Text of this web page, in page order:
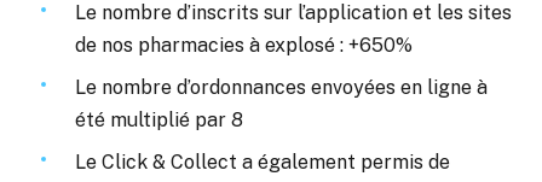
Le nombre d’inscrits sur l’application et les sites
de nos pharmacies à explosé : +650%
Le nombre d’ordonnances envoyées en ligne à
été multiplié par 8
Le Click & Collect a également permis de